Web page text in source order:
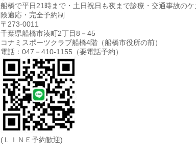
船橋で平日21時まで・土日祝日も夜まで診療・交通事故のケ
険適応・完全予約制
〒273-0011
千葉県船橋市湊町2丁目8－45
コナミスポーツクラブ船橋4階（船橋市役所の前）
電話：047－410-1155（要電話予約）
(ＬＩＮＥ予約歓迎)